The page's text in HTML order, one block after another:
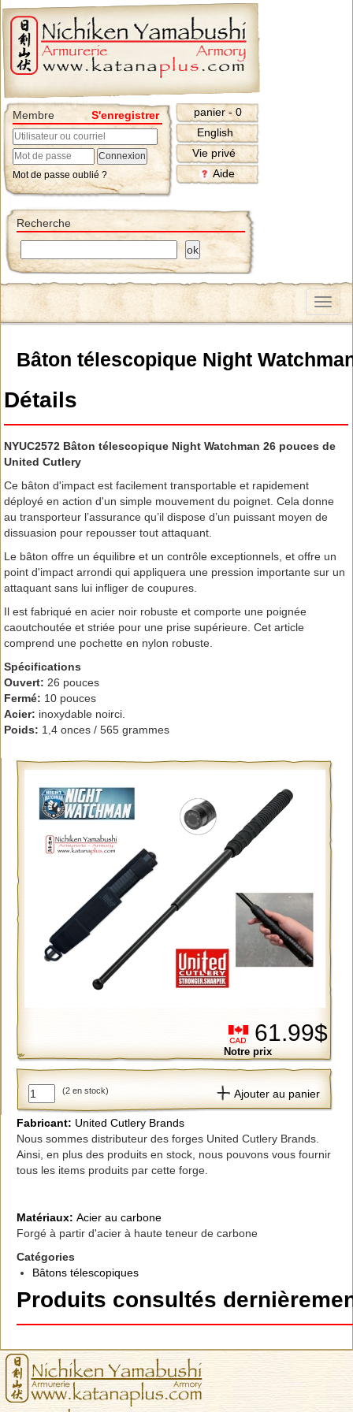
Membre S'enregistrer
Mot de passe oublié ?
panier - 0
English
Vie privé
Aide
Recherche
Menu
Bâton télescopique Night
Détails
NYUC2572 Bâton télescopique Night Watchman 26 pouces de
United Cutlery
Ce bâton d'impact est facilement transportable et rapidement
déployé en action d'un simple mouvement du poignet. Cela donne
au transporteur l’assurance qu’il dispose d’un puissant moyen de
dissuasion pour repousser tout attaquant.
Le bâton offre un équilibre et un contrôle exceptionnels, et offre un
point d'impact arrondi qui appliquera une pression importante sur un
attaquant sans lui infliger de coupures.
Il est fabriqué en acier noir robuste et comporte une poignée
caoutchoutée et striée pour une prise supérieure. Cet article
comprend une pochette en nylon robuste.
Spécifications
Ouvert: 26 pouces
Fermé: 10 pouces
Acier: inoxydable noirci.
Poids: 1,4 onces / 565 grammes
61.99$
Notre prix
(2 en stock) Ajouter au panier
Fabricant: United Cutlery Brands
Nous sommes distributeur des forges United Cutlery Brands.
Ainsi, en plus des produits en stock, nous pouvons vous fournir
tous les items produits par cette forge.
Matériaux: Acier au carbone
Forgé à partir d'acier à haute teneur de carbone
Catégories
Bâtons télescopiques
Produits consultés